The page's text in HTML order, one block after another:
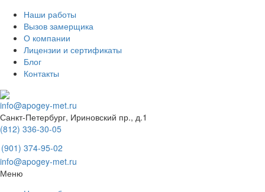
Наши работы
Вызов замерщика
О компании
Лицензии и сертификаты
Блог
Контакты
info@apogey-met.ru
Санкт-Петербург, Ириновский пр., д.1
(812) 336-30-05
(901) 374-95-02
info@apogey-met.ru
Меню